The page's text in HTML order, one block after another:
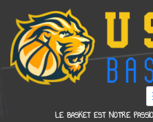
LE BASKET EST NOTRE